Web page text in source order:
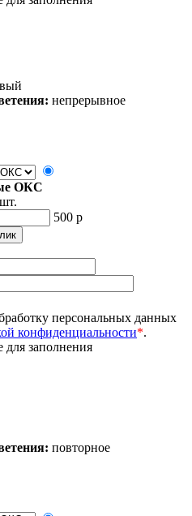
непрерывное
ОКС
шт.
500 р
персональных данных
конфиденциальности*.
заполнения
повторное